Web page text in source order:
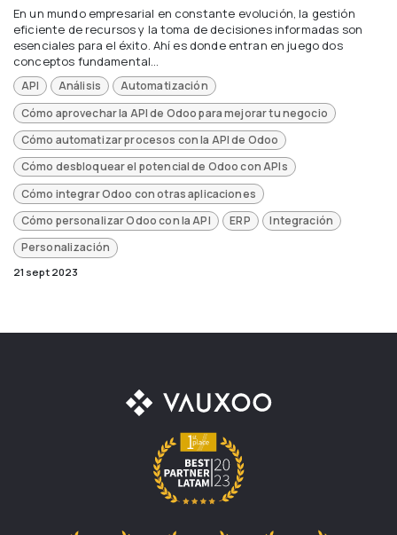
En un mundo empresarial en constante evolución, la gestión
eficiente de recursos y la toma de decisiones informadas son
esenciales para el éxito. Ahí es donde entran en juego dos
conceptos fundamental...
API Análisis
Automatización
Cómo aprovechar la API de Odoo para mejorar tu negocio
Cómo automatizar procesos con la API de Odoo
Cómo desbloquear el potencial de Odoo con APIs
Cómo integrar Odoo con otras aplicaciones
Cómo personalizar Odoo con la API
ERP
Integración
Personalización
21 sept 2023